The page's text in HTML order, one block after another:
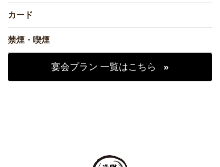
カード
禁煙・喫煙
宴会プラン 一覧はこちら »